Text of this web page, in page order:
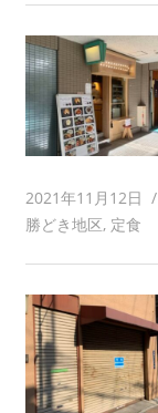
2021年11月12日
勝どき地区, 定食